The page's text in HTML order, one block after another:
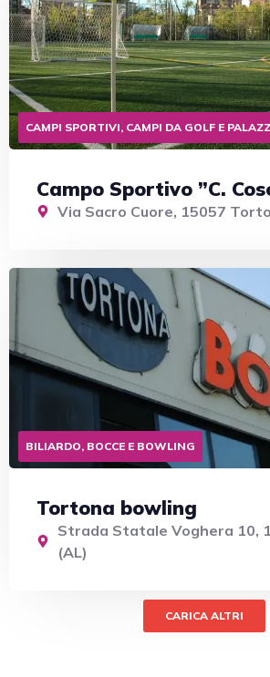
CAMPI SPORTIVI, CAMPI DA GOLF E
Campo Sportivo ”C.
Via Sacro Cuore, 15057
BILIARDO, BOCCE E BOWLING
Tortona bowling
Strada Statale Voghera 10,
(AL)
CARICA ALTRI